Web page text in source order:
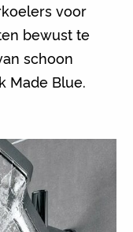
voor
bewust te
schoon
Made Blue.